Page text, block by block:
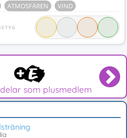
ATMOSFÄREN VIND
som plusmedlem